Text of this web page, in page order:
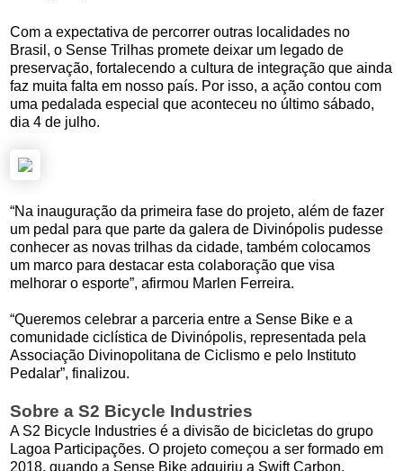
Com a expectativa de percorrer outras localidades no
Brasil, o Sense Trilhas promete deixar um legado de
preservação, fortalecendo a cultura de integração que ainda
faz muita falta em nosso país. Por isso, a ação contou com
uma pedalada especial que aconteceu no último sábado,
dia 4 de julho.
“Na inauguração da primeira fase do projeto, além de fazer
um pedal para que parte da galera de Divinópolis pudesse
conhecer as novas trilhas da cidade, também colocamos
um marco para destacar esta colaboração que visa
melhorar o esporte”, afirmou Marlen Ferreira.
“Queremos celebrar a parceria entre a Sense Bike e a
comunidade ciclística de Divinópolis, representada pela
Associação Divinopolitana de Ciclismo e pelo Instituto
Pedalar”, finalizou.
Sobre a S2 Bicycle Industries
A S2 Bicycle Industries é a divisão de bicicletas do grupo
Lagoa Participações. O projeto começou a ser formado em
2018, quando a Sense Bike adquiriu a Swift Carbon,